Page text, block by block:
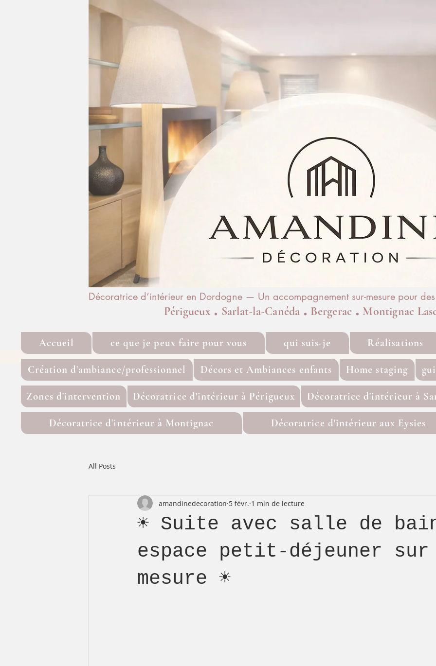
Périgueux . Sarlat-la-Canéda . Bergerac . Montignac
Décoratrice d’intérieur en Dordogne — Un accompagnement sur-mesure pour
Accueil ce que je peux faire pour vous qui suis-je Réalisations
Création d'ambiance/professionnel Décors et Ambiances enfants Home staging
Zones d'intervention Décoratrice d'intérieur à Périgueux Décoratrice d'intérieur à
Décoratrice d'intérieur à Montignac Décoratrice d'intérieur aux Eysies
All Posts
☀️ Suite avec salle de
espace petit-déjeuner sur
mesure ☀️
amandinedecoration 5 févr. 1 min de lecture